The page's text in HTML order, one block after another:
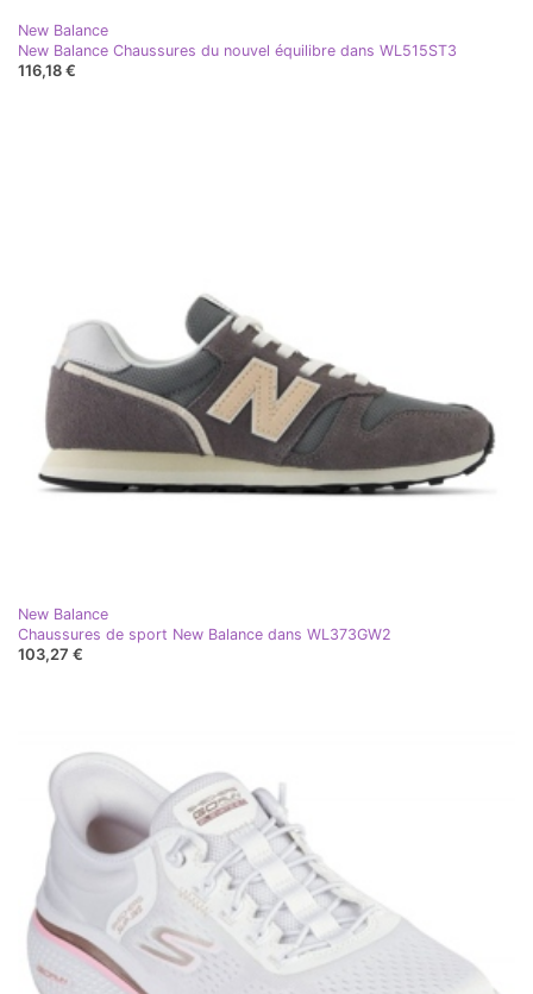
New Balance
New Balance Chaussures du nouvel équilibre dans WL515ST3
116,18 €
New Balance
Chaussures de sport New Balance dans WL373GW2
103,27 €